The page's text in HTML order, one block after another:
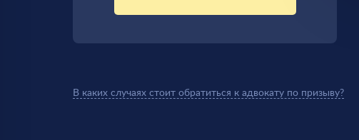
В каких случаях стоит обратиться к адвокату по призыву?